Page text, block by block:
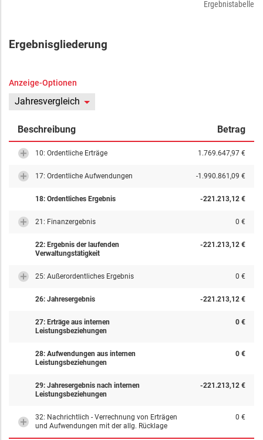
Ergebnistabelle
Ergebnisgliederung
Anzeige-Optionen
Jahresvergleich
Beschreibung Betrag
10: Ordentliche Erträge 1.769.647,97 €
17: Ordentliche Aufwendungen -1.990.861,09 €
18: Ordentliches Ergebnis -221.213,12 €
21: Finanzergebnis 0 €
22: Ergebnis der laufenden
Verwaltungstätigkeit
-221.213,12 €
25: Außerordentliches Ergebnis 0 €
26: Jahresergebnis -221.213,12 €
27: Erträge aus internen
Leistungsbeziehungen
0 €
28: Aufwendungen aus internen
Leistungsbeziehungen
0 €
29: Jahresergebnis nach internen
Leistungsbeziehungen
-221.213,12 €
32: Nachrichtlich - Verrechnung von Erträgen
und Aufwendungen mit der allg. Rücklage
0 €